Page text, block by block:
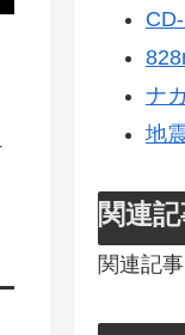
ナ
地
関連
関連記